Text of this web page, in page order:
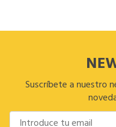
Suscríbete a nuestro